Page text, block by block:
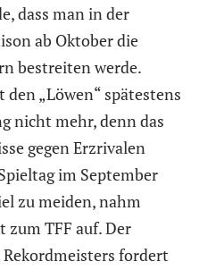
dass man in der
ab Oktober die
bestreiten werde.
„Löwen“ spätestens
nicht mehr, denn das
gegen Erzrivalen
im September
zu meiden, nahm
zum TFF auf. Der
fordert